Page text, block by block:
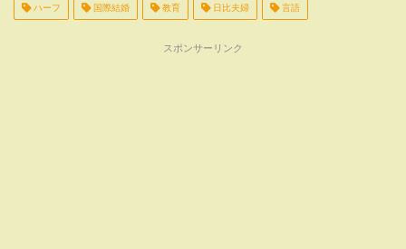
ハーフ 国際結婚 教育 日比夫婦 言語
スポンサーリンク